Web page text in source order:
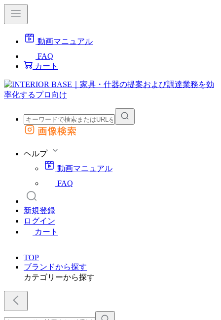
動画マニュアル
FAQ
カート
外部サイトの商品をカートに追加
画像検索
ヘルプ
動画マニュアル
FAQ
新規登録
ログイン
カート
TOP
ブランドから探す
カテゴリーから探す